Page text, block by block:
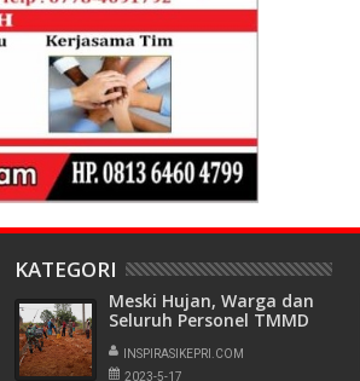
KATEGORI
Meski Hujan, Warga dan
Seluruh Personel TMMD
Semangat Gotong
Royong di Kavling Seraya
INSPIRASIKEPRI.COM
2023-5-17